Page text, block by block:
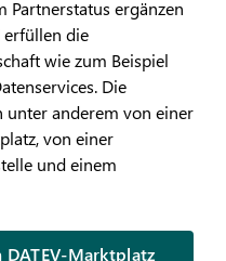
Partnerstatus ergänzen
erfüllen die
wie zum Beispiel
Die
anderem von einer
von einer
und einem
Marktplatz